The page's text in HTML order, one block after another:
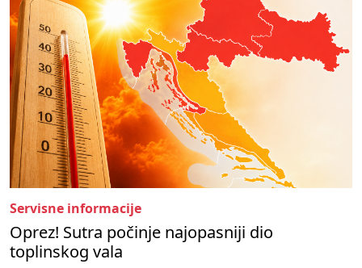
Servisne informacije
Oprez! Sutra počinje najopasniji dio
toplinskog vala